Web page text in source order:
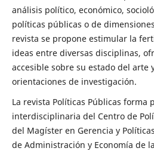
análisis político, económico,
políticas públicas o de
revista se propone estimular la
ideas entre diversas disciplinas,
accesible sobre su estado del arte
orientaciones de investigación.
La revista Políticas Públicas forma
interdisciplinaria del Centro de
del Magíster en Gerencia y
de Administración y Economía de